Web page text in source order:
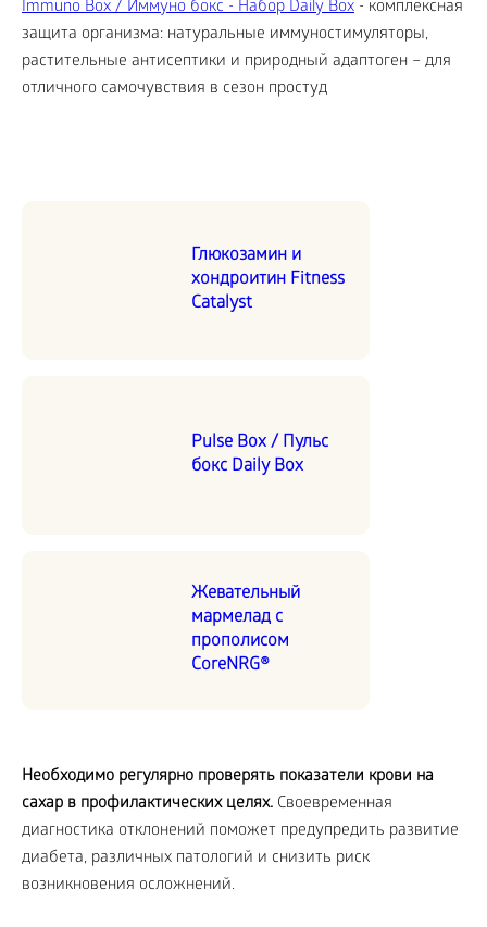
Immuno Box / Иммуно бокс - Набор Daily Box - комплексная
защита организма: натуральные иммуностимуляторы,
растительные антисептики и природный адаптоген – для
отличного самочувствия в сезон простуд
Глюкозамин и
хондроитин Fitness
Catalyst
Pulse Box / Пульс
бокс Daily Box
Жевательный
мармелад с
прополисом
CoreNRG®
Необходимо регулярно проверять показатели крови на
сахар в профилактических целях. Своевременная
диагностика отклонений поможет предупредить развитие
диабета, различных патологий и снизить риск
возникновения осложнений.